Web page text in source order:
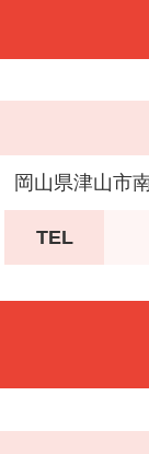
岡山県津山市
TEL